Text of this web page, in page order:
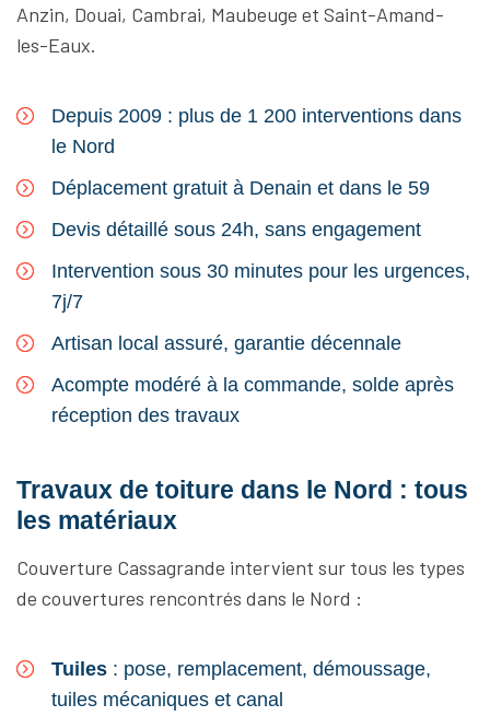
Anzin, Douai, Cambrai, Maubeuge et Saint-Amand-
les-Eaux.
Depuis 2009 : plus de 1 200 interventions dans
le Nord
Déplacement gratuit à Denain et dans le 59
Devis détaillé sous 24h, sans engagement
Intervention sous 30 minutes pour les urgences,
7j/7
Artisan local assuré, garantie décennale
Acompte modéré à la commande, solde après
réception des travaux
Travaux de toiture dans le Nord : tous
les matériaux
Couverture Cassagrande intervient sur tous les types
de couvertures rencontrés dans le Nord :
Tuiles : pose, remplacement, démoussage,
tuiles mécaniques et canal